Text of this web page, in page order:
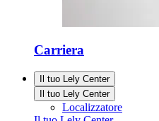
Carriera
Il tuo Lely Center
Il tuo Lely Center
Localizzatore